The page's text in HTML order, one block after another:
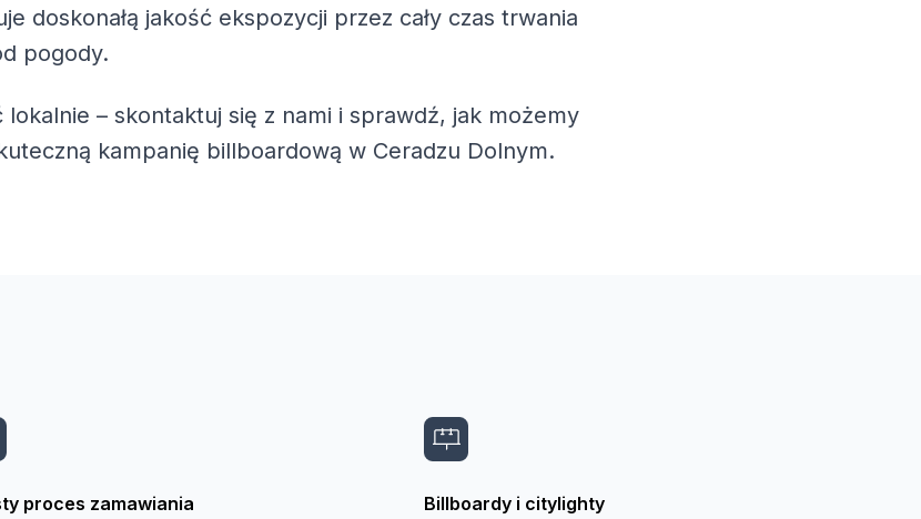
doskonałą jakość ekspozycji przez cały czas trwania
pogody.
– skontaktuj się z nami i sprawdź, jak możemy
kampanię billboardową w Ceradzu Dolnym.
proces zamawiania
Billboardy i citylighty